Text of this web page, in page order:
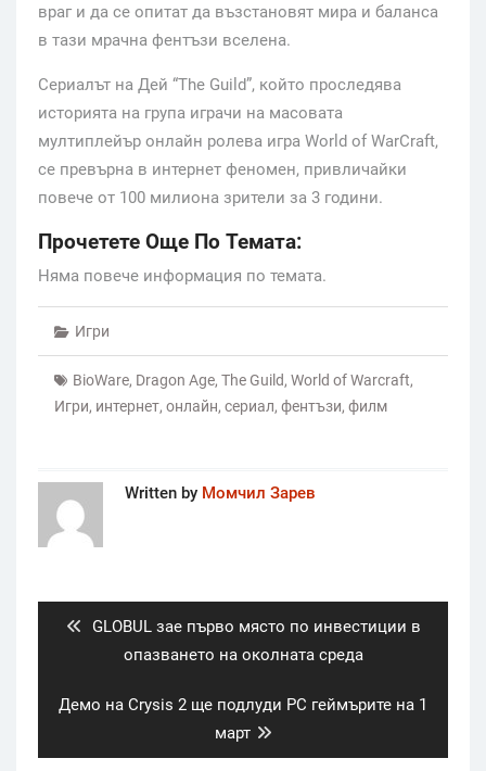
враг и да се опитат да възстановят мира и баланса
в тази мрачна фентъзи вселена.
Сериалът на Дей “The Guild”, който проследява
историята на група играчи на масовата
мултиплейър онлайн ролева игра World of WarCraft,
се превърна в интернет феномен, привличайки
повече от 100 милиона зрители за 3 години.
Прочетете Още По Темата:
Няма повече информация по темата.
Игри
BioWare, Dragon Age, The Guild, World of Warcraft,
Игри, интернет, онлайн, сериал, фентъзи, филм
Written by Момчил Зарев
Previous
post:
GLOBUL зае първо място по инвестиции в
опазването на околната среда
Next
Демо на Crysis 2 ще подлуди PC геймърите на 1
март